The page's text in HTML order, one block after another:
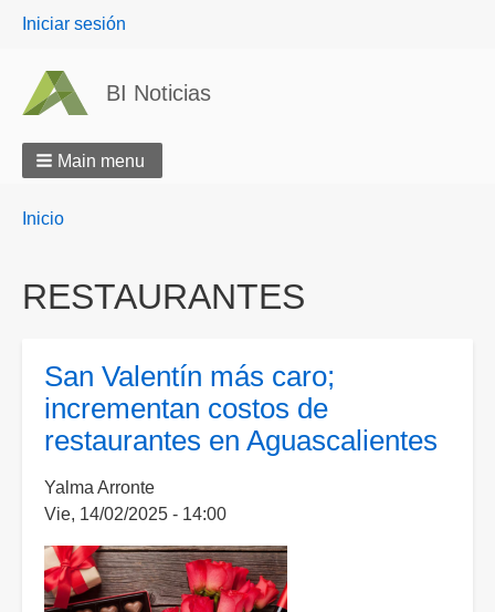
User
Iniciar sesión
BI Noticias
Main menu
Breadcrumbs
You
Inicio
RESTAURANTES
San Valentín más caro;
incrementan costos de
restaurantes en Aguascalientes
Yalma Arronte
Vie, 14/02/2025 - 14:00